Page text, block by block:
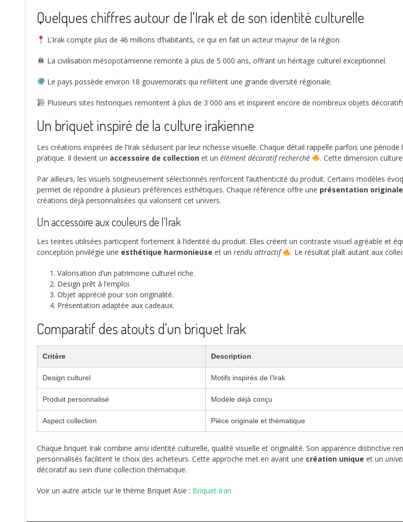
Quelques chiffres autour de l’Irak et de son identité culturelle
L’Irak compte plus de 46 millions d’habitants, ce qui en fait un acteur majeur de la région.
La civilisation mésopotamienne remonte à plus de 5 000 ans, offrant un héritage culturel exceptionnel.
Le pays possède environ 18 gouvernorats qui reflètent une grande diversité régionale.
Plusieurs sites historiques remontent à plus de 3 000 ans et inspirent encore de nombreux objets
Un briquet inspiré de la culture irakienne
Les créations inspirées de l’Irak séduisent par leur richesse visuelle. Chaque détail rappelle parfois une
pratique. Il devient un accessoire de collection et un élément décoratif recherché . Cette dimension
Par ailleurs, les visuels soigneusement sélectionnés renforcent l’authenticité du produit. Certains modèles
permet de répondre à plusieurs préférences esthétiques. Chaque référence offre une présentation originale
créations déjà personnalisées qui valorisent cet univers.
Un accessoire aux couleurs de l’Irak
Les teintes utilisées participent fortement à l’identité du produit. Elles créent un contraste visuel agréable et
conception privilégie une esthétique harmonieuse et un rendu attractif . Le résultat plaît autant aux
Valorisation d’un patrimoine culturel riche.
Design prêt à l’emploi.
Objet apprécié pour son originalité.
Présentation adaptée aux cadeaux.
Comparatif des atouts d’un briquet Irak
Critère Description
Design culturel Motifs inspirés de l’Irak
Produit personnalisé Modèle déjà conçu
Aspect collection Pièce originale et thématique
Chaque briquet Irak combine ainsi identité culturelle, qualité visuelle et originalité. Son apparence distinctive
personnalisés facilitent le choix des acheteurs. Cette approche met en avant une création unique et un
décoratif au sein d’une collection thématique.
Voir un autre article sur le thème Briquet Asie : Briquet Iran